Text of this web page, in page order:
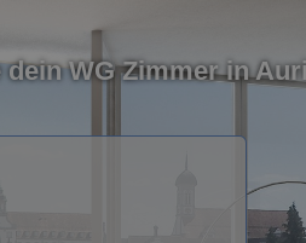
dein WG Zimmer in